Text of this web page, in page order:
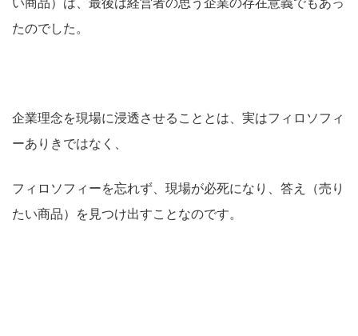
たのでした。
企業理念を現場に浸透させることとは、実はフィロソフィ
ーありきではなく、
フィロソフィーを忘れず、現場が必死になり、答え（売り
たい商品）を見つけ出すことなのです。